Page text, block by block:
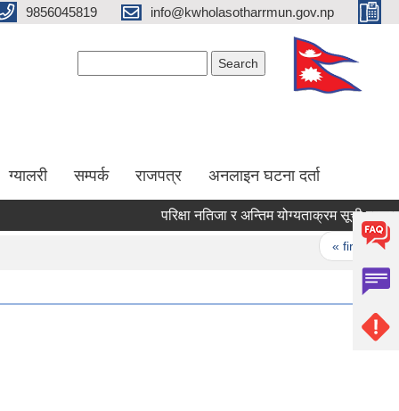
9856045819 info@kwholasotharrmun.gov.np
ग्यालरी सम्पर्क राजपत्र अनलाइन घटना दर्ता
परिक्षा नतिजा र अन्तिम योग्यताक्रम सूची प्रकाशन
« first ‹